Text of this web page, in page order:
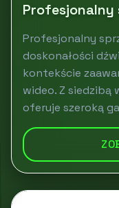
Profesjonalny
Profesjonalny
doskonałości
kontekście
wideo. Z siedzibą
oferuje szeroką